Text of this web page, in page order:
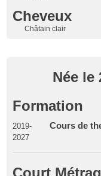
Cheveux
Châtain clair
Née le
Formation
2019-
2027
Cours de
Court